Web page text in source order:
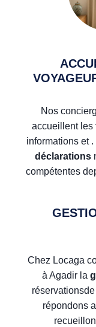
Nos
accueillent les
informations et
déclarations
compétentes
Chez Locaga
à Agadir la
répondons